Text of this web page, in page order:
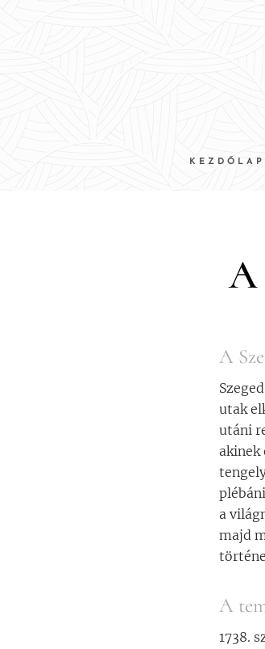
KEZDŐLAP
A
A
utak
utáni
akinek
a
majd
A
1738.